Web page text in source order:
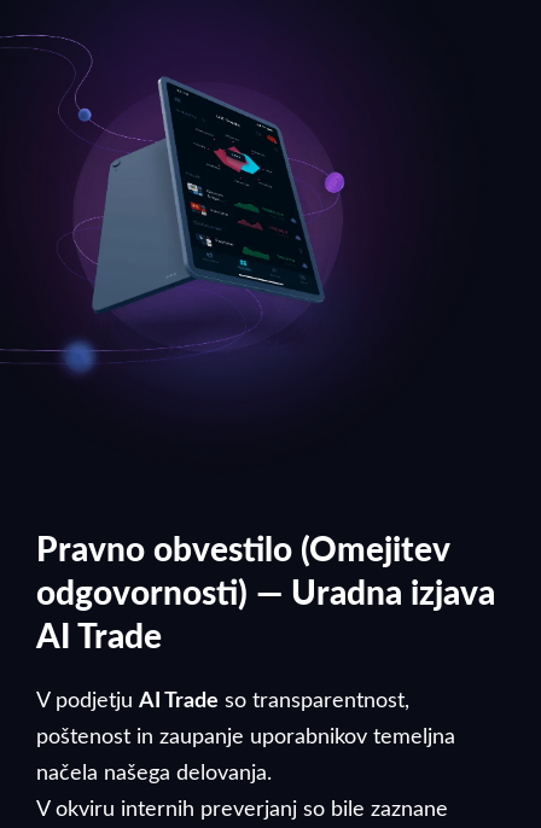
Pravno obvestilo (Omejitev
odgovornosti) — Uradna izjava
AI Trade
V podjetju AI Trade so transparentnost,
poštenost in zaupanje uporabnikov temeljna
načela našega delovanja.
V okviru internih preverjanj so bile zaznane